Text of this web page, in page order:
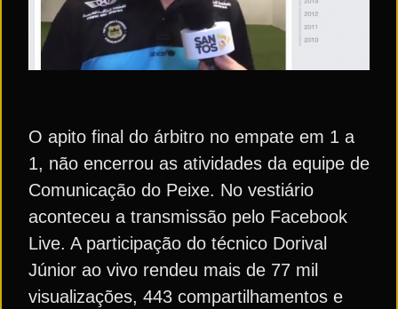
O apito final do árbitro no empate em 1 a
1, não encerrou as atividades da equipe de
Comunicação do Peixe. No vestiário
aconteceu a transmissão pelo Facebook
Live. A participação do técnico Dorival
Júnior ao vivo rendeu mais de 77 mil
visualizações, 443 compartilhamentos e